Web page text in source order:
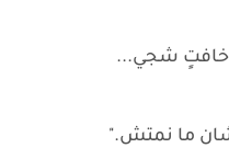
خافتٍ شجي...
ما نمتش."